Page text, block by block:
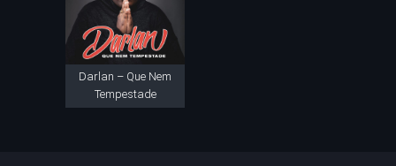
Darlan – Que Nem
Tempestade